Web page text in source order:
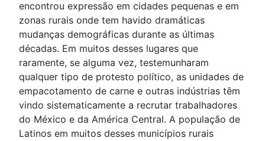
encontrou expressão em cidades pequenas e em
zonas rurais onde tem havido dramáticas
mudanças demográficas durante as últimas
décadas. Em muitos desses lugares que
raramente, se alguma vez, testemunharam
qualquer tipo de protesto político, as unidades de
empacotamento de carne e outras indústrias têm
vindo sistematicamente a recrutar trabalhadores
do México e da América Central. A população de
Latinos em muitos desses municípios rurais